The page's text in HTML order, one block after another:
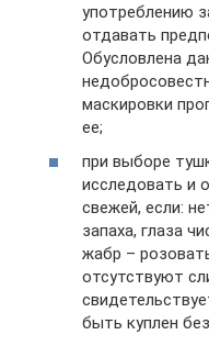
употреблению
отдавать
Обусловлена
маскировки
ее;
при выборе
исследовать и
свежей, если:
запаха, глаза
жабр –
отсутствуют
быть куплен